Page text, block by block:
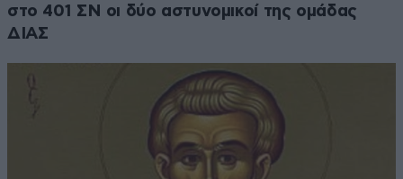
στο 401 ΣΝ οι δύο αστυνομικοί της ομάδας
ΔΙΑΣ